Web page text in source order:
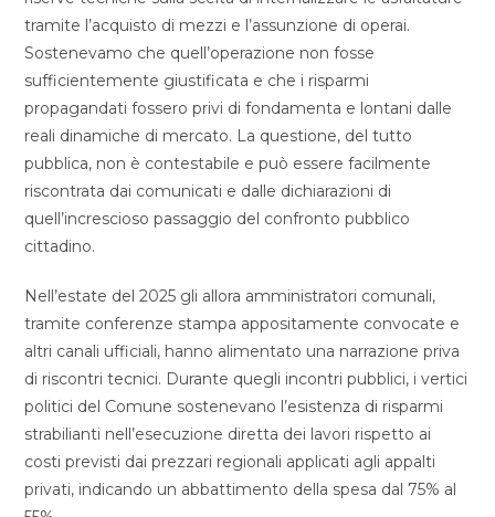
tramite l’acquisto di mezzi e l’assunzione di operai.
Sostenevamo che quell’operazione non fosse
sufficientemente giustificata e che i risparmi
propagandati fossero privi di fondamenta e lontani dalle
reali dinamiche di mercato. La questione, del tutto
pubblica, non è contestabile e può essere facilmente
riscontrata dai comunicati e dalle dichiarazioni di
quell’increscioso passaggio del confronto pubblico
cittadino.
Nell’estate del 2025 gli allora amministratori comunali,
tramite conferenze stampa appositamente convocate e
altri canali ufficiali, hanno alimentato una narrazione priva
di riscontri tecnici. Durante quegli incontri pubblici, i vertici
politici del Comune sostenevano l’esistenza di risparmi
strabilianti nell’esecuzione diretta dei lavori rispetto ai
costi previsti dai prezzari regionali applicati agli appalti
privati, indicando un abbattimento della spesa dal 75% al